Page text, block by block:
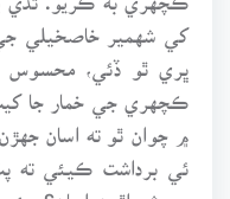
کي شهمير خاصخيلي جي
ڀري ٿو ڏئي، محسوس
ڪچهري جي خمار جا
۾ چوان ٿو ته اسان
ئي برداشت ڪيئي ته
سريش اٿون اسان؟ چئي